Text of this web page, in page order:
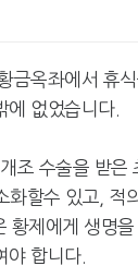
금옥좌에서 휴
없었습니다.
조 수술을 받은
할수 있고, 적
황제에게 생명
야 합니다.